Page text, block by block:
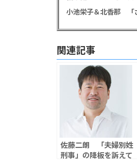
小池栄子＆北香那 「
関連記事
佐藤二朗 「夫婦別姓
刑事」の降板を訴えて